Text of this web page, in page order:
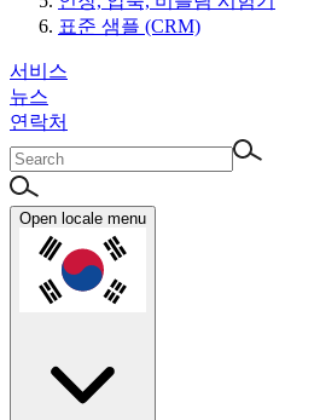
표준 샘플 (CRM)
서비스
뉴스
연락처
Open locale menu